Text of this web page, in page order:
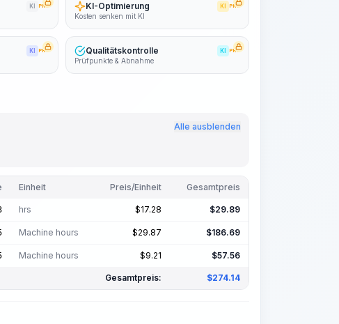
KI PRO KI-Optimierung KI PRO
Kosten senken mit KI
KI PRO Qualitätskontrolle KI PRO
Prüfpunkte & Abnahme
Alle ausblenden
Einheit Preis/Einheit Gesamtpreis
hrs $17.28 $29.89
Machine hours $29.87 $186.69
Machine hours $9.21 $57.56
Gesamtpreis: $274.14